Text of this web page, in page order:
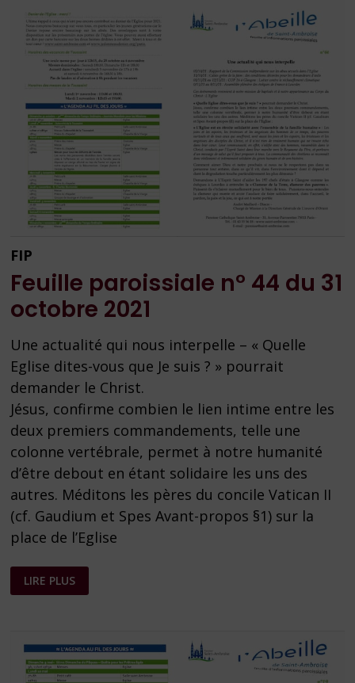
JANVIER
2022
FIP
Feuille paroissiale n° 44 du 31
octobre 2021
Une actualité qui nous interpelle – « Quelle
Eglise dites-vous que Je suis ? » pourrait
demander le Christ.
Jésus, confirme combien le lien intime entre les
deux premiers commandements, telle une
colonne vertébrale, permet à notre humanité
d’être debout en étant solidaire les uns des
autres. Méditons les pères du concile Vatican II
(cf. Gaudium et Spes Avant-propos §1) sur la
place de l’Eglise
FEUILLE
PAROISSIALE
N°
2021
LIRE PLUS